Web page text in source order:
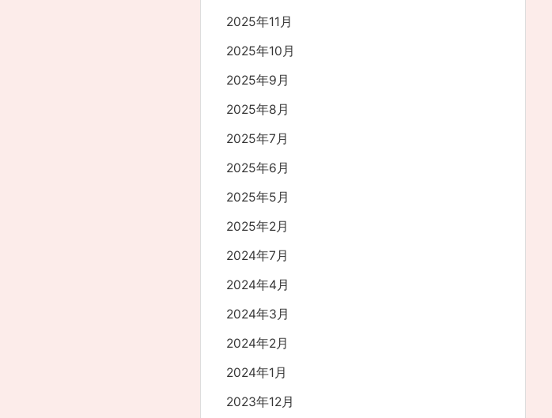
2025年11月
2025年10月
2025年9月
2025年8月
2025年7月
2025年6月
2025年5月
2025年2月
2024年7月
2024年4月
2024年3月
2024年2月
2024年1月
2023年12月